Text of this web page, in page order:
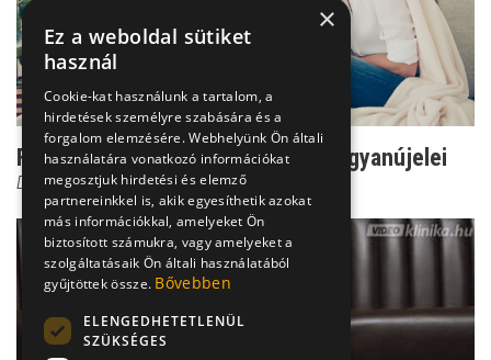
Figyelmeztető fájdalom - a mióma gyanújelei
Dr. Lintner Balázs
×
Ez a weboldal sütiket
használ
Cookie-kat használunk a tartalom, a
hirdetések személyre szabására és a
forgalom elemzésére. Webhelyünk Ön általi
használatára vonatkozó információkat
megosztjuk hirdetési és elemző
partnereinkkel is, akik egyesíthetik azokat
más információkkal, amelyeket Ön
biztosított számukra, vagy amelyeket a
szolgáltatásaik Ön általi használatából
gyűjtöttek össze. Bővebben
ELENGEDHETETLENÜL
SZÜKSÉGES